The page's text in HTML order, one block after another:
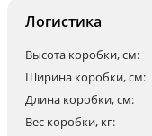
Логистика
Высота коробки, см:
Ширина коробки, см:
Длина коробки, см:
Вес коробки, кг: